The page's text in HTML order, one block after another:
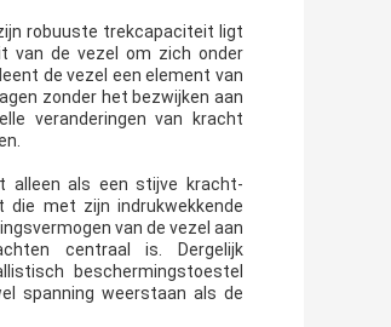
robuuste trekcapaciteit ligt
van de vezel om zich onder
de vezel een element van
zonder het bezwijken aan
veranderingen van kracht
alleen als een stijve kracht-
met zijn indrukwekkende
van de vezel aan
centraal is. Dergelijk
beschermingstoestel
spanning weerstaan als de